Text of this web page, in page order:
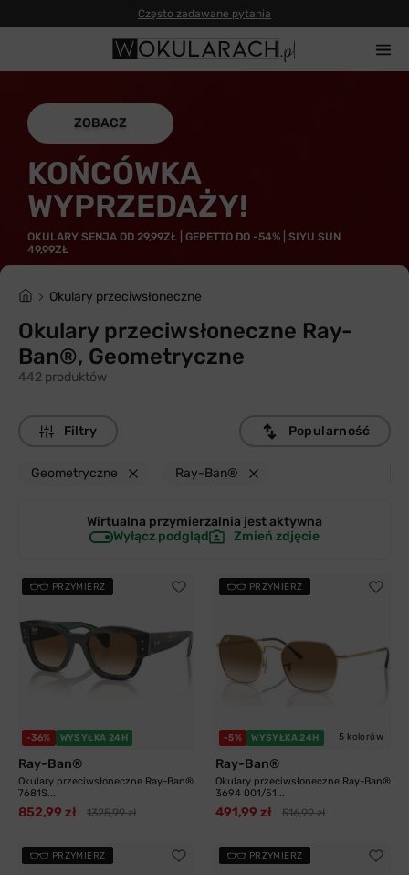
Często zadawane pytania
ZOBACZ
KOŃCÓWKA
WYPRZEDAŻY!
OKULARY SENJA OD 29,99ZŁ | GEPETTO DO -54% | SIYU SUN
49,99ZŁ
Okulary przeciwsłoneczne
Okulary przeciwsłoneczne Ray-
Ban®, Geometryczne
442 produktów
Filtry
Geometryczne Ray-Ban®
Popularność
Wirtualna przymierzalnia jestaktywna
Wyłącz podgląd
Zmień zdjęcie
PRZYMIERZ
-36% WYSYŁKA 24H
Ray-Ban®
Okulary przeciwsłoneczne Ray-Ban®
7681S...
852,99 zł 1325,99 zł
PRZYMIERZ
-5% WYSYŁKA 24H 5 kolorów
Ray-Ban®
Okulary przeciwsłoneczne Ray-Ban®
3694 001/51...
491,99 zł 516,99 zł
PRZYMIERZ PRZYMIERZ